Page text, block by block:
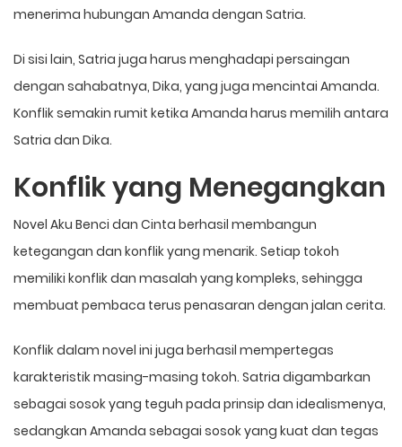
menerima hubungan Amanda dengan Satria.
Di sisi lain, Satria juga harus menghadapi persaingan
dengan sahabatnya, Dika, yang juga mencintai Amanda.
Konflik semakin rumit ketika Amanda harus memilih antara
Satria dan Dika.
Konflik yang Menegangkan
Novel Aku Benci dan Cinta berhasil membangun
ketegangan dan konflik yang menarik. Setiap tokoh
memiliki konflik dan masalah yang kompleks, sehingga
membuat pembaca terus penasaran dengan jalan cerita.
Konflik dalam novel ini juga berhasil mempertegas
karakteristik masing-masing tokoh. Satria digambarkan
sebagai sosok yang teguh pada prinsip dan idealismenya,
sedangkan Amanda sebagai sosok yang kuat dan tegas